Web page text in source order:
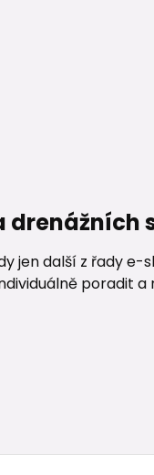
drenážních
jen další z řady e-
poradit